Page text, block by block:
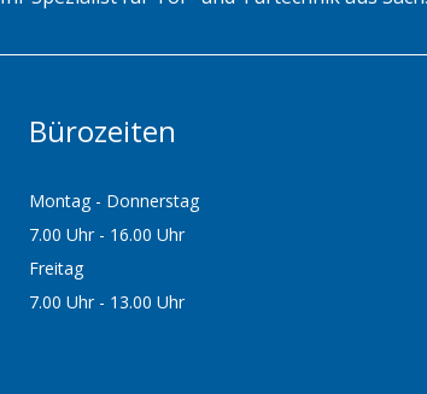
Bürozeiten
Montag - Donnerstag
7.00 Uhr - 16.00 Uhr
Freitag
7.00 Uhr - 13.00 Uhr